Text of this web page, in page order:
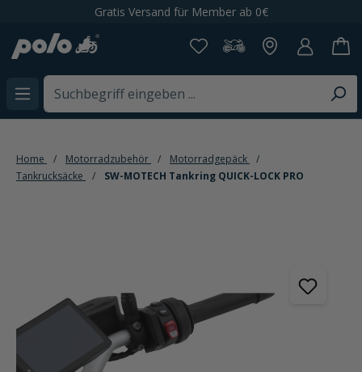
Gratis Versand für Member ab 0€
Home Motorradzubehör
Motorradgepäck
Tankrucksäcke
SW-MOTECH Tankring QUICK-LOCK PRO